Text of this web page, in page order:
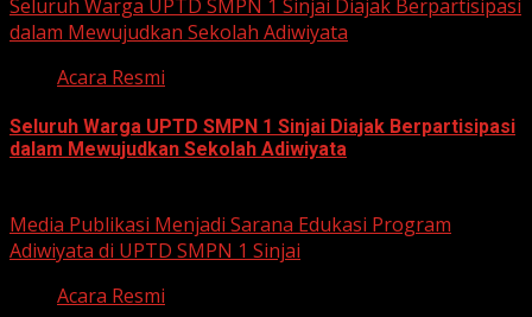
Seluruh Warga UPTD SMPN 1 Sinjai Diajak Berpartisipasi
dalam Mewujudkan Sekolah Adiwiyata
Acara Resmi
Seluruh Warga UPTD SMPN 1 Sinjai Diajak Berpartisipasi
dalam Mewujudkan Sekolah Adiwiyata
Media Publikasi Menjadi Sarana Edukasi Program
Adiwiyata di UPTD SMPN 1 Sinjai
Acara Resmi